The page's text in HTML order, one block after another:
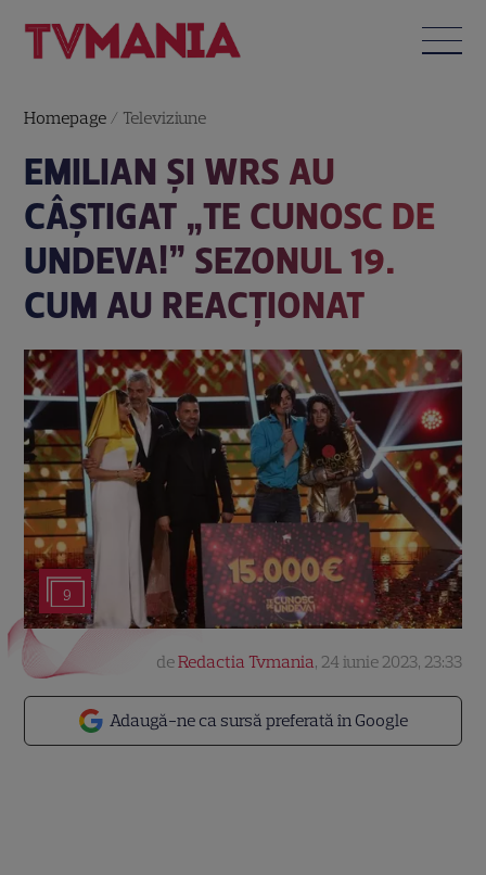
Homepage / Televiziune
EMILIAN ȘI WRS AU
CÂȘTIGAT „TE CUNOSC DE
UNDEVA!” SEZONUL 19.
CUM AU REACȚIONAT
9
Adaugă-ne ca sursă preferată în Google
deRedactia Tvmania, 24 iunie 2023, 23:33